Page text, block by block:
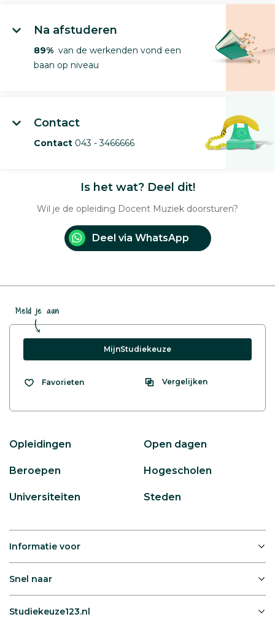
Na afstuderen
89% van de werkenden vond een
baan op niveau
Contact
Contact 043 - 3466666
Is het wat? Deel dit!
Wil je de opleiding Docent Muziek doorsturen?
Deel via WhatsApp
Meld je aan
MijnStudiekeuze
Favorieten Vergelijken
Opleidingen Open dagen
Beroepen Hogescholen
Universiteiten Steden
Informatie voor
Snel naar
Studiekeuze123.nl